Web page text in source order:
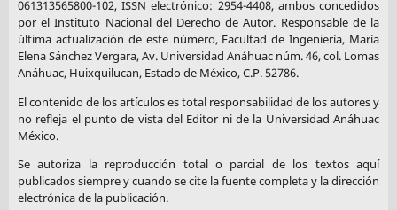
061313565800-102, ISSN electrónico: 2954-4408, ambos concedidos
por el Instituto Nacional del Derecho de Autor. Responsable de la
última actualización de este número, Facultad de Ingeniería, María
Elena Sánchez Vergara, Av. Universidad Anáhuac núm. 46, col. Lomas
Anáhuac, Huixquilucan, Estado de México, C.P. 52786.
El contenido de los artículos es total responsabilidad de los autores y
no refleja el punto de vista del Editor ni de la Universidad Anáhuac
México.
Se autoriza la reproducción total o parcial de los textos aquí
publicados siempre y cuando se cite la fuente completa y la dirección
electrónica de la publicación.